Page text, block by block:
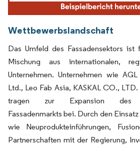
Wettbewerbslandschaft
Das Umfeld des Fassadensektors
Mischung aus internationalen,
Unternehmen. Unternehmen wie
Ltd., Leo Fab Asia, KASKAL CO.,
tragen zur Expansion des
Fassadenmarkts bei. Durch den
wie Neuprodukteinführungen,
Partnerschaften mit der Regierung,